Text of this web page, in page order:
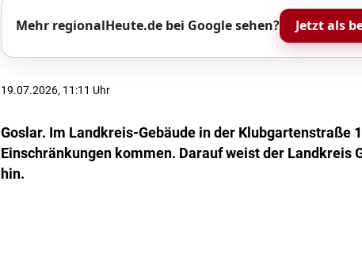
Mehr regionalHeute.de bei Google sehen? Jetzt als
19.07.2026, 11:11 Uhr
Goslar. Im Landkreis-Gebäude in der Klubgartenstraße
Einschränkungen kommen. Darauf weist der Landkreis
hin.